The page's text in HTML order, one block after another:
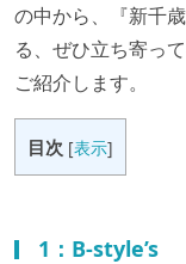
の中から、『新千
る、ぜひ立ち寄っ
ご紹介します。
目次 [表示]
1：B-style’s